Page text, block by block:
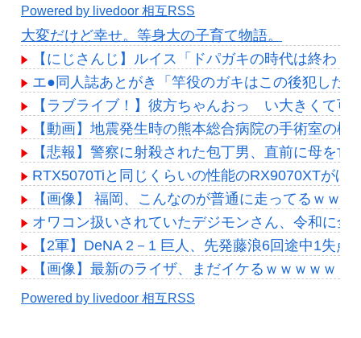
Powered by livedoor 相互RSS
大変だけど幸せ。等身大の子育て物語。
【にじさんじ】ルイス「ドパガキの時代は終わ
エ●同人誌あとがき「竿役のガキはこの後犯した
【ラブライブ！】彼方ちゃんおっ い大きくて
【動画】地震発生時の熊本総合病院の手術室の様
【悲報】警察に射殺された包丁男、直前に母を
RTX5070Tiと同じくらいの性能のRX9070XTがほ
【画像】 福岡、こんなのが普通に走ってるｗｗ
オワコン扱いされていたデジモンさん、令和に全
【2軍】DeNA 2－1 巨人、先発藤浪6回途中1失
【画像】最新のライザ、まだイケるｗｗｗｗｗ
Powered by livedoor 相互RSS